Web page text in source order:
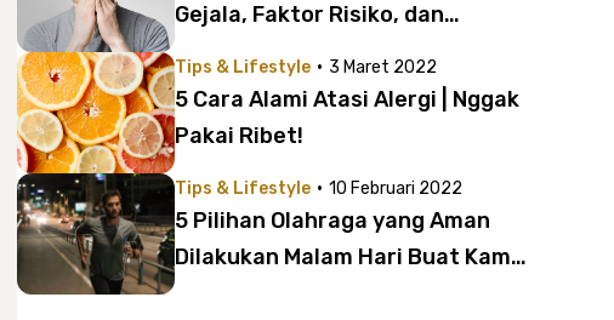
Gejala, Faktor Risiko, dan
Tips & Lifestyle · 3 Maret 2022
5 Cara Alami Atasi Alergi | Nggak
Pakai Ribet!
Tips & Lifestyle · 10 Februari 2022
5 Pilihan Olahraga yang Aman
Dilakukan Malam Hari Buat Kamu